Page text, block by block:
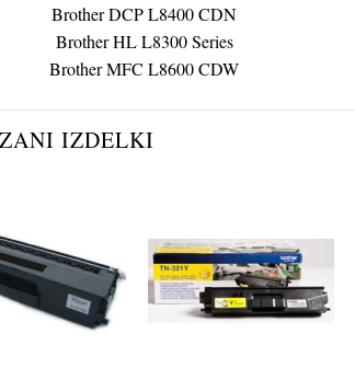
Brother DCP L8400 CDN
Brother HL L8300 Series
Brother MFC L8600 CDW
IZDELKI